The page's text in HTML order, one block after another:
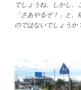
でしょうね。しかし、
「さあやるぞ！」と
のではないでしょうか